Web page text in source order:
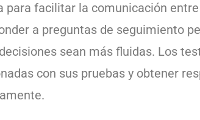
para facilitar la comunicación
a preguntas de seguimiento
sean más fluidas. Los
con sus pruebas y obtener